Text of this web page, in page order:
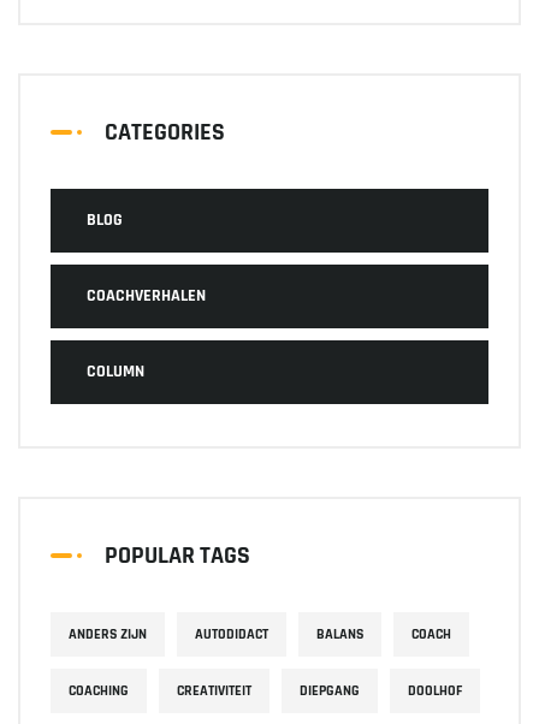
CATEGORIES
BLOG
COACHVERHALEN
COLUMN
POPULAR TAGS
ANDERS ZIJN AUTODIDACT BALANS COACH
COACHING CREATIVITEIT DIEPGANG DOOLHOF